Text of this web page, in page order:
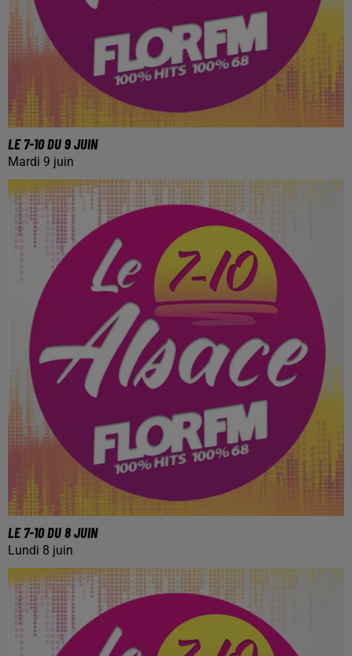
LE 7-10 DU 9 JUIN
Mardi 9 juin
LE 7-10 DU 8 JUIN
Lundi 8 juin